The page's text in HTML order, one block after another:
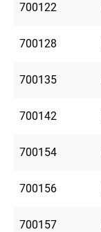
700122
700128
700135
700142
700154
700156
700157